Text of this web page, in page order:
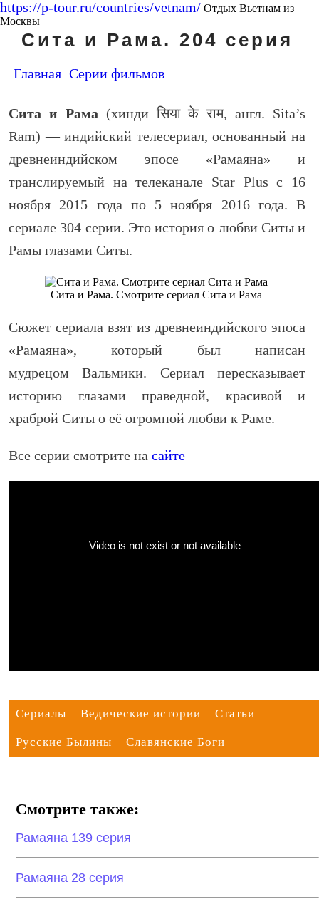
https://p-tour.ru/countries/vetnam/ Отдых Вьетнам из
Москвы
Сита и Рама. 204 серия
Главная Серии фильмов
Сита и Рама (хиндиसिया के राम, англ. Sita’s
Ram) — индийский телесериал, основанный на
древнеиндийском эпосе «Рамаяна» и
транслируемый на телеканале Star Plus с 16
ноября 2015 года по 5 ноября 2016 года. В
сериале 304 серии. Это история о любви Ситы и
Рамы глазами Ситы.
Сита и Рама. Смотрите сериал Сита и Рама
Сюжет сериала взят из древнеиндийского эпоса
«Рамаяна», который был написан
мудрецом Вальмики. Сериал пересказывает
историю глазами праведной, красивой и
храброй Ситы о её огромной любви к Раме.
Все серии смотрите на сайте
Сериалы Ведические истории Статьи
Русские Былины Славянские Боги
Смотрите также:
Рамаяна 139 серия
Рамаяна 28 серия